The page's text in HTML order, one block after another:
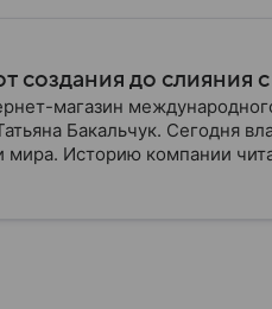
создания до слияния с
магазин
Бакальчук. Сегодня
Историю компании